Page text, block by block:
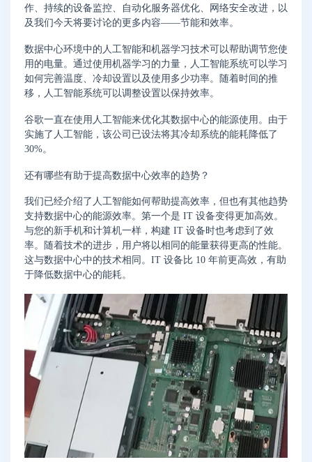
作、持续的设备监控、自动化服务器优化、网络安全改进，以
及我们今天将要讨论的更多内容——节能和效率。
数据中心环境中的人工智能和机器学习技术可以帮助调节您使
用的电量。通过使用机器学习的力量，人工智能系统可以学习
如何完善温度、冷却设置以及使用多少功率。随着时间的推
移，人工智能系统可以调整设置以保持效率。
谷歌一直在使用人工智能来优化其数据中心的能源使用。由于
实施了人工智能，该公司已设法将其冷却系统的能耗降低了
30%。
还有哪些有助于提高数据中心效率的趋势？
我们已经介绍了人工智能如何帮助提高效率，但也有其他趋势
支持数据中心的能源效率。第一个是 IT 设备变得更加高效。
与您的新手机和计算机一样，构建 IT 设备时也考虑到了效
率。随着技术的进步，用户将以相同的能量获得更高的性能。
这与数据中心中的技术相同。IT 设备比 10 年前更高效，有助
于降低数据中心的能耗。